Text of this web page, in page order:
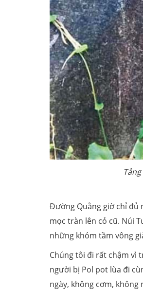
Đường Quằng giờ chỉ đủ
mọc tràn lên cỏ cũ. Núi
những khóm tầm vông
Chúng tôi đi rất chậm vì
người bị Pol pot lùa đi
ngày, không cơm,